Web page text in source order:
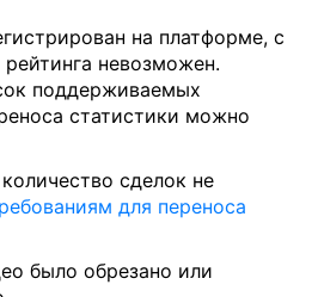
на платформе, с
невозможен.
поддерживаемых
статистики можно
сделок не
для переноса
было обрезано или